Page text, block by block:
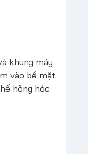
khung máy
vào bề mặt
hỏng hóc